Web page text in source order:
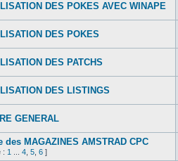
DES POKES AVEC WINAPE
DES POKES
DES PATCHS
DES LISTINGS
GENERAL
des MAGAZINES AMSTRAD CPC
: 1 4 5 6 ]